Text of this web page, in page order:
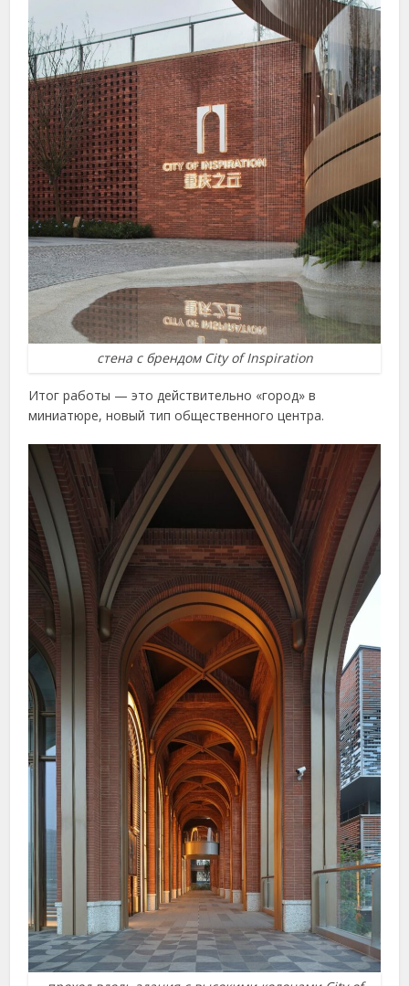
стена с брендом City of Inspiration
Итог работы — это действительно «город» в
миниатюре, новый тип общественного центра.